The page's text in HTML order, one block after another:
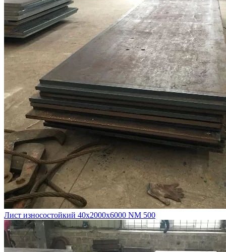
Лист износостойкий 40х2000х6000 NM 500